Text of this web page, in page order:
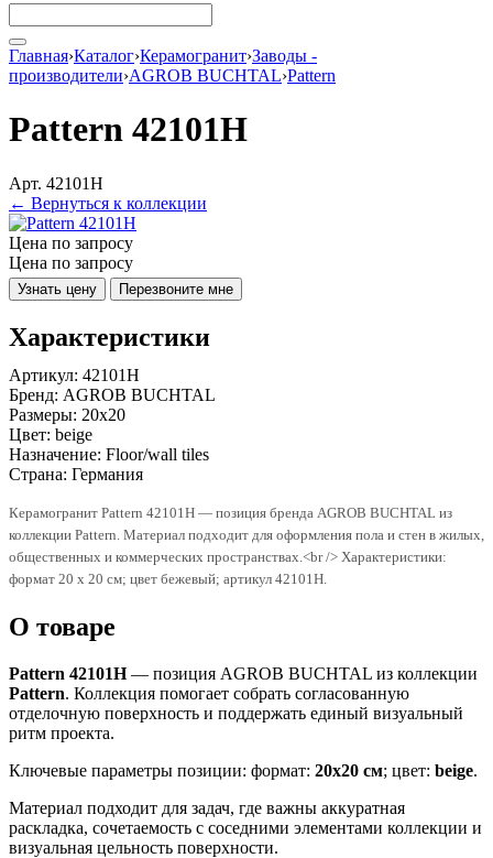
Главная›Каталог›Керамогранит›Заводы -
производители›AGROB BUCHTAL›Pattern
Pattern 42101H
Арт. 42101H
← Вернуться к коллекции
Цена по запросу
Цена по запросу
Узнать цену Перезвоните мне
Характеристики
Артикул: 42101H
Бренд: AGROB BUCHTAL
Размеры: 20x20
Цвет: beige
Назначение: Floor/wall tiles
Страна: Германия
Керамогранит Pattern 42101H — позиция бренда AGROB BUCHTAL из
коллекции Pattern. Материал подходит для оформления пола и стен в жилых,
общественных и коммерческих пространствах.<br /> Характеристики:
формат 20 x 20 см; цвет бежевый; артикул 42101H.
О товаре
Pattern 42101H— позиция AGROB BUCHTAL из коллекции
Pattern. Коллекция помогает собрать согласованную
отделочную поверхность и поддержать единый визуальный
ритм проекта.
Ключевые параметры позиции: формат: 20x20 см; цвет: beige.
Материал подходит для задач, где важны аккуратная
раскладка, сочетаемость с соседними элементами коллекции и
визуальная цельность поверхности.